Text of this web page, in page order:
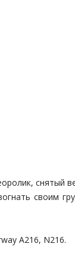
снятый
своим
A216, N216.